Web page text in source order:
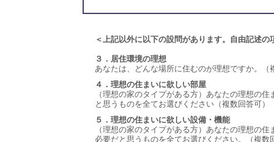
＜上記以外に以下の設問があります。自由記述の
３．居住環境の理想
あなたは、どんな場所に住むのが理想ですか。（
４．理想の住まいに欲しい部屋
（理想の家のタイプがある方）あなたの理想の
と思うものを全てお選びください（複数回答可）
５．理想の住まいに欲しい設備・機能
（理想の家のタイプがある方）あなたの理想の
必要だと思うものを全てお選びください。（複数